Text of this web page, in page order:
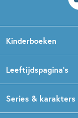
Kinderboeken
Prentenboeken
Leeftijdspagina’s
Boekentips 1,5 - 3 jaar
Series & karakters